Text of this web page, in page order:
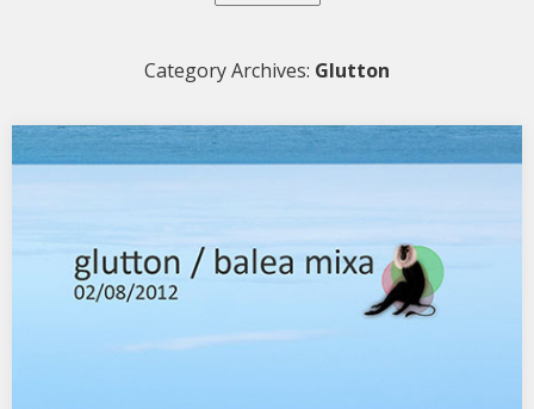
Category Archives: Glutton
Glutton: Balea